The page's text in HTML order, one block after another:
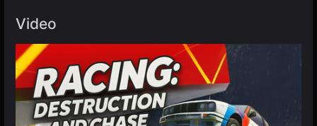
Video